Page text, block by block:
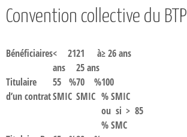
Convention collective du BTP
Bénéficiaires< 21
ans
21 à
25 ans
≥ 26 ans
Titulaire
d’un contrat
55 %
SMIC
70 %
SMIC
100
% SMIC
ou si > 85
% SMC